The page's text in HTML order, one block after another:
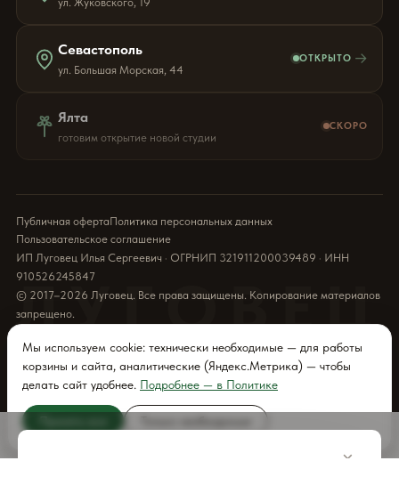
Севастополь
ул. Большая Морская, 44
ОТКРЫТО →
Ялта
готовим открытие новой студии
СКОРО
Публичная офертаПолитика персональных данных
Пользовательское соглашение
ИП Луговец Илья Сергеевич · ОГРНИП 321911200039489 · ИНН
910526245847
© 2017–2026 Луговец. Все права защищены. Копирование материалов
запрещено.
ЛУГОВЕЦ
Мы используем cookie: технически необходимые — для работы
корзины и сайта, аналитические (Яндекс.Метрика) — чтобы
делать сайт удобнее. Подробнее — в Политике
×